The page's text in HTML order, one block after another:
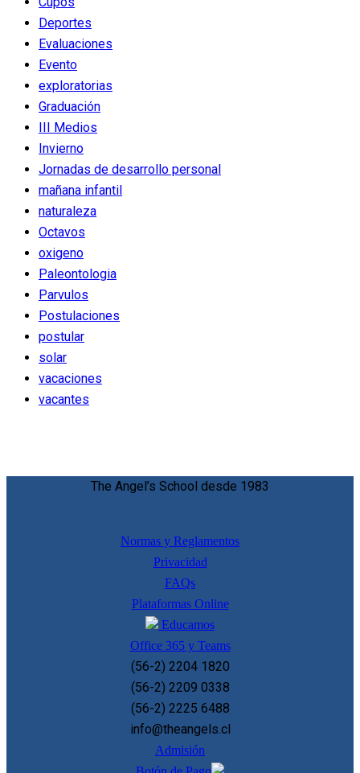
Deportes
Evaluaciones
Evento
exploratorias
Graduación
III Medios
Invierno
Jornadas de desarrollo personal
mañana infantil
naturaleza
Octavos
oxigeno
Paleontologia
Parvulos
Postulaciones
postular
solar
vacaciones
vacantes
The Angel’s School desde 1983
Normas y Reglamentos
Privacidad
FAQs
Plataformas Online
Educamos
Office 365 y Teams
(56-2) 2204 1820
(56-2) 2209 0338
(56-2) 2225 6488
info@theangels.cl
Admisión